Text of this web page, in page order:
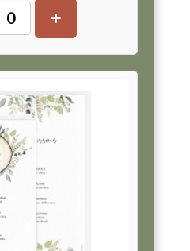
+